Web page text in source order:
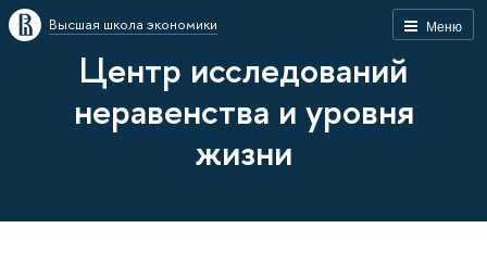
Меню
Высшая школа экономики
Центр исследований
неравенства и уровня
жизни